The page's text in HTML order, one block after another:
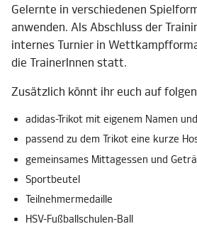
Gelernte in verschiedenen
anwenden. Als Abschluss der
internes Turnier in
die TrainerInnen statt.
Zusätzlich könnt ihr euch auf
adidas-Trikot mit eigenem Namen
passend zu dem Trikot eine kurze
gemeinsames Mittagessen und
Sportbeutel
Teilnehmermedaille
HSV-Fußballschulen-Ball